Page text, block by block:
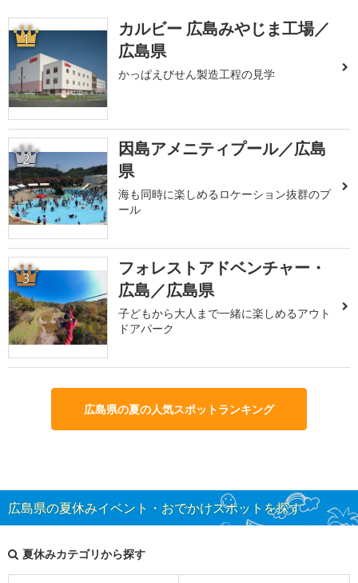
1
カルビー 広島みやじま工場／
広島県
かっぱえびせん製造工程の見学
2
因島アメニティプール／広島
県
海も同時に楽しめるロケーション抜群のプ
ール
3
フォレストアドベンチャー・
広島／広島県
子どもから大人まで一緒に楽しめるアウト
ドアパーク
広島県の夏の人気スポットランキング
広島県の夏休みイベント・おでかけスポットを探す
夏休みカテゴリから探す